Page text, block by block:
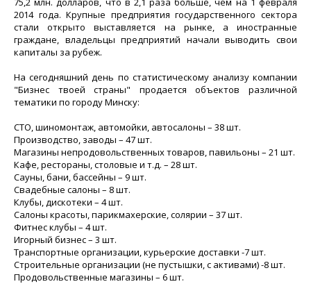
2014 года. Крупные предприятия государственного сектора
стали открыто выставляется на рынке, а иностранные
граждане, владельцы предприятий начали выводить свои
капиталы за рубеж.
На сегодняшний день по статистическому анализу компании
"Бизнес твоей страны" продается объектов различной
тематики по городу Минску:
СТО, шиномонтаж, автомойки, автосалоны – 38 шт.
Производство, заводы – 47 шт.
Магазины непродовольственных товаров, павильоны – 21 шт.
Кафе, рестораны, столовые и т.д. – 28 шт.
Сауны, бани, бассейны – 9 шт.
Свадебные салоны – 8 шт.
Клубы, дискотеки – 4 шт.
Салоны красоты, парикмахерские, солярии – 37 шт.
Фитнес клубы – 4 шт.
Игорный бизнес – 3 шт.
Транспортные организации, курьерские доставки -7 шт.
Строительные организации (не пустышки, с активами) -8 шт.
Продовольственные магазины – 6 шт.